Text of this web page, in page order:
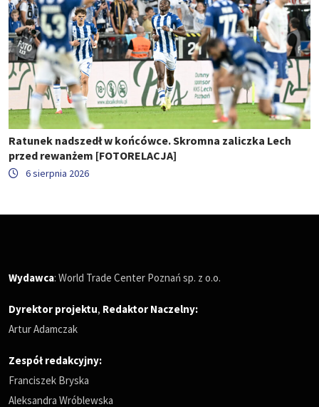
Ratunek nadszedł w końcówce. Skromna zaliczka Lech
przed rewanżem [FOTORELACJA]
6 sierpnia 2026
Wydawca: World Trade Center Poznań sp. z o.o.
Dyrektor projektu, Redaktor Naczelny:
Artur Adamczak
Zespół redakcyjny:
Franciszek Bryska
Aleksandra Wróblewska